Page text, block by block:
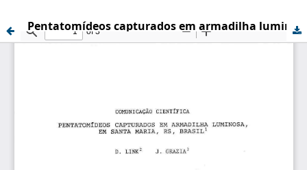
Pentatomídeos capturados em armadilha luminosa, em Santa Maria, RS, Brasil